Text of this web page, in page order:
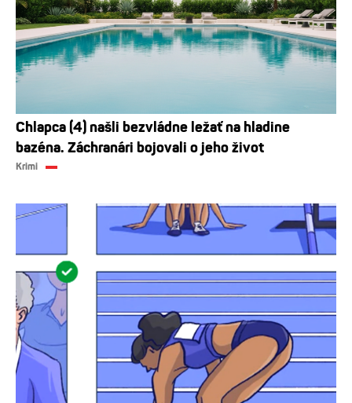
Chlapca (4) našli bezvládne ležať na hladine
bazéna. Záchranári bojovali o jeho život
Krimi